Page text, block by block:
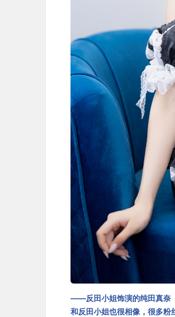
——反田小姐饰演的纯田真奈
和反田小姐也很相像，很多粉